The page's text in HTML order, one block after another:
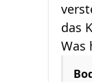
das
Was